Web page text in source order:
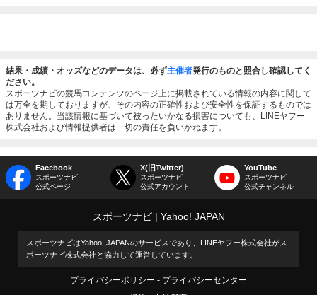
結果・成績・オッズなどのデータは、必ず主催者発行のものと照合し確認してく
ださい。
スポーツナビの競馬コンテンツのページ上に掲載されている情報の内容に関して
は万全を期しておりますが、その内容の正確性および安全性を保証するものでは
ありません。当該情報に基づいて被ったいかなる損害についても、LINEヤフー
株式会社および情報提供者は一切の責任を負いかねます。
Facebook
スポーツナビ
公式ページ
X(旧Twitter)
スポーツナビ
公式アカウント
YouTube
スポーツナビ
公式チャンネル
スポーツナビ Yahoo! JAPAN
スポーツナビはYahoo! JAPANのサービスであり、LINEヤフー株式会社がス
ポーツナビ株式会社と協力して運営しています。
プライバシーポリシー
プライバシーセンター